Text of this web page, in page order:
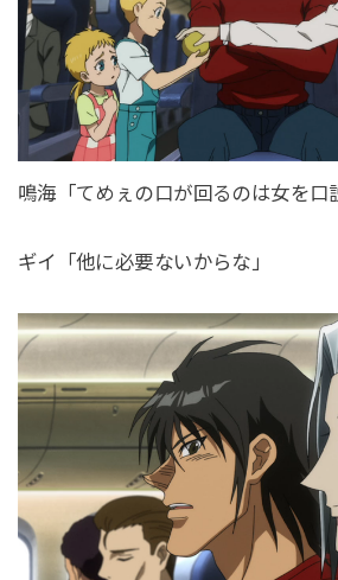
鳴海「てめぇの口が回るのは女を口
ギイ「他に必要ないからな」